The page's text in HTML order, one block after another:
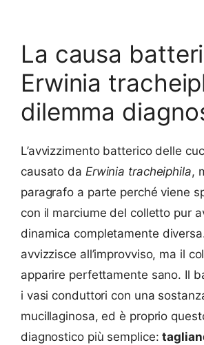
La causa
Erwinia
dilemma
L’avvizzimento batterico delle
causato da Erwinia tracheiphila,
paragrafo a parte perché viene
con il marciume del colletto pur
dinamica completamente
avvizzisce all’improvviso, ma il
apparire perfettamente sano. Il
i vasi conduttori con una
mucillaginosa, ed è proprio
diagnostico più semplice: